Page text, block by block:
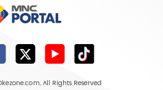
, All Rights Reserved